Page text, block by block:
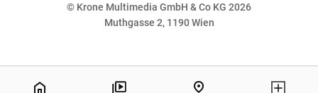
© Krone Multimedia GmbH & Co KG 2026
Muthgasse 2, 1190 Wien
home pin_drop
NaN%